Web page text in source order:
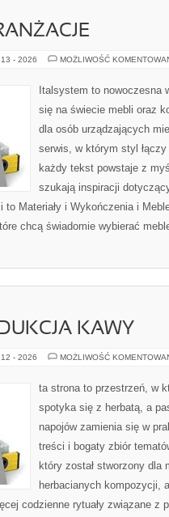
- 2026 MOŻLIWOŚĆ
Italsystem to nowoczesna
się na świecie mebli oraz
dla osób urządzających
serwis, w którym styl
każdy tekst powstaje z
szukają inspiracji
to Materiały i Wykończenia i
chcą świadomie wybierać
KAWY
- 2026 MOŻLIWOŚĆ
ta strona to przestrzeń, w
spotyka się z herbatą, a
napojów zamienia się w
treści i bogaty zbiór
który został stworzony dla
herbacianych kompozycji,
codzienne rytuały związane z